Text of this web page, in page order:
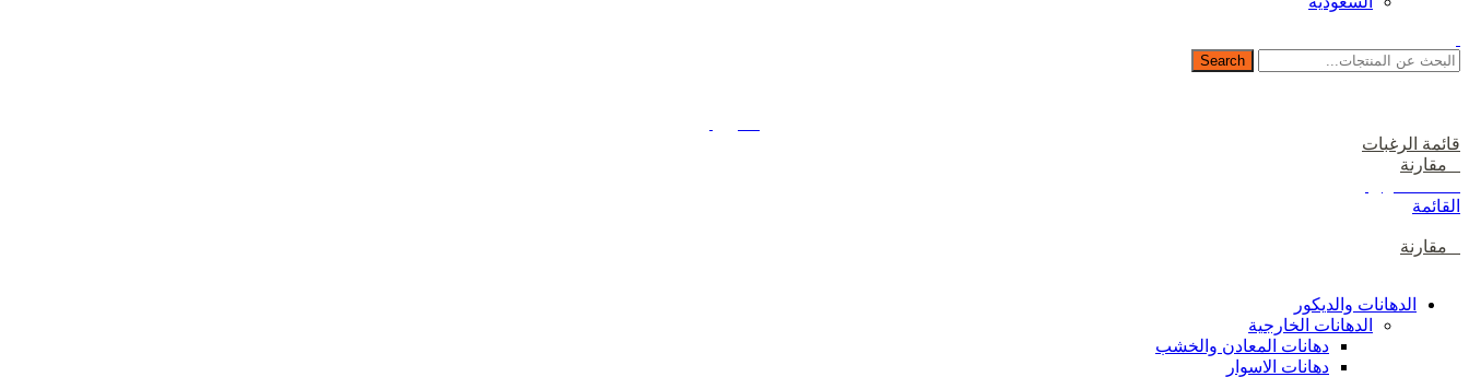
Search
قائمة الرغبات
مقارنة
القائمة
مقارنة
الدهانات والديكور
الدهانات الخارجية
دهانات المعادن والخشب
دهانات الاسوار